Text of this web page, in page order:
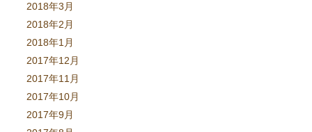
2018年3月
2018年2月
2018年1月
2017年12月
2017年11月
2017年10月
2017年9月